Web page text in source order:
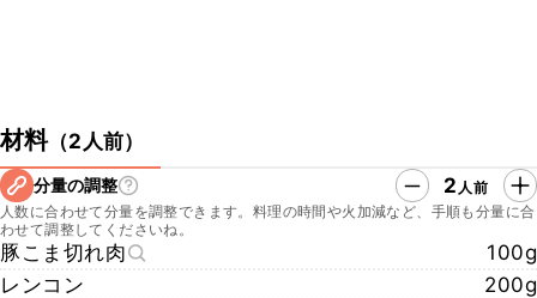
材料（2人前）
分量の調整 2 人前
人数に合わせて分量を調整できます。料理の時間や火加減など、手順も分量に合
わせて調整してくださいね。
豚こま切れ肉
100g
レンコン
200g